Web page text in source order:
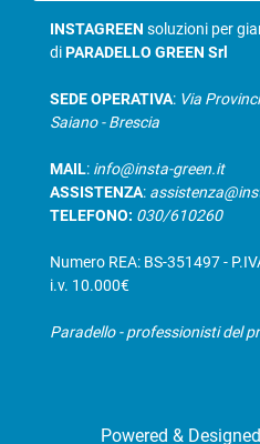
INSTAGREEN soluzioni per
diPARADELLO GREEN Srl
SEDE OPERATIVA: Via
Saiano - Brescia
MAIL: info@insta-green.it
ASSISTENZA:
TELEFONO: 030/610260
Numero REA: BS-351497 -
i.v. 10.000€
Paradello - professionisti del
Powered &